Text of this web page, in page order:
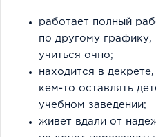
работает полный
по другому графику,
учиться очно;
находится в
кем-то оставлять
учебном заведении;
живет вдали от